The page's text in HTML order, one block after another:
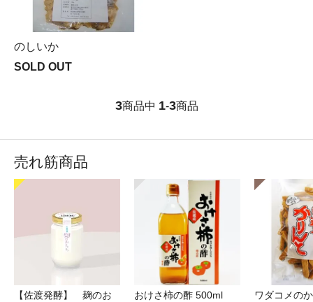
のしいか
SOLD OUT
3商品中 1-3商品
売れ筋商品
【佐渡発酵】 麹のお
おけさ柿の酢 500ml
ワダコメの